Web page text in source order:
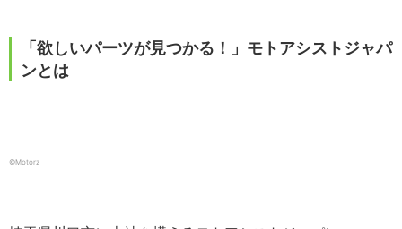
「欲しいパーツが見つかる！」モトアシストジャパ
ンとは
©️Motorz